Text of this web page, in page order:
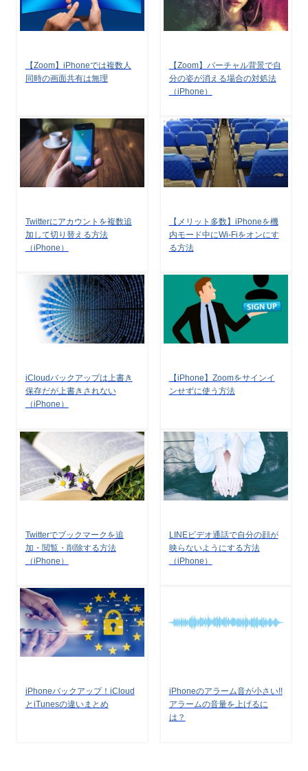
【Zoom】iPhoneでは複数人
同時の画面共有は無理
【Zoom】バーチャル背景で自
分の姿が消える場合の対処法
（iPhone）
Twitterにアカウントを複数追
加して切り替える方法
（iPhone）
【メリット多数】iPhoneを機
内モード中にWi-Fiをオンにす
る方法
iCloudバックアップは上書き
保存だが上書きされない
（iPhone）
【iPhone】Zoomをサインイ
ンせずに使う方法
Twitterでブックマークを追
加・閲覧・削除する方法
（iPhone）
LINEビデオ通話で自分の顔が
映らないようにする方法
（iPhone）
iPhoneバックアップ！iCloud
とiTunesの違いまとめ
iPhoneのアラーム音が小さい!!
アラームの音量を上げるに
は？